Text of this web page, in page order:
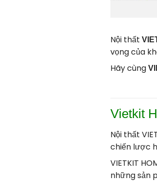
Nội thất
vọng của
Hãy cùng
Vietkit
Nội thất
chiến lược
VIETKIT
những sản